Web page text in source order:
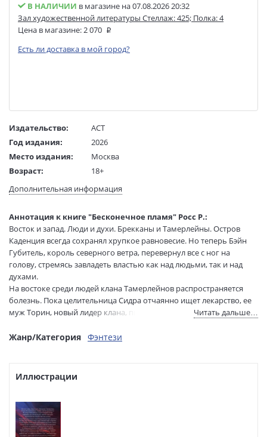
В НАЛИЧИИ в магазине на 07.08.2026 20:32
Зал художественной литературы Стеллаж: 425; Полка: 4
Цена в магазине:2 070
Есть ли доставка в мой город?
Издательство:
АСТ
Год издания:
2026
Место издания:
Москва
Возраст:
18+
Язык текста:
русский
Редактор/
составитель:
Пислегина Наталия
Перевод:
Бойцова О.
Тип обложки:
Твердый переплет с рисованым
обрезом+суперобложка
Формат:
Размеры в мм
(ДхШхВ):
205x135x30
Вес:
565 гр.
Тираж:
3000 экз.
Артикул:
В продаже с:
Дополнительная информация
Аннотация к книге "Бесконечное пламя" Росс Р.:
Восток и запад. Люди и духи. Брекканы и Тамерлейны. Остров
Каденция всегда сохранял хрупкое равновесие. Но теперь Бэйн
Губитель, король северного ветра, перевернул все с ног на
голову, стремясь завладеть властью как над людьми, так и над
духами.
На востоке среди людей клана Тамерлейнов распространяется
болезнь. Пока целительница Сидра отчаянно ищет лекарство, ее
муж Торин, новый лидер клана, пытается получить ответы у
более потерянными становятся он и весь клан. На западе Джек
тайну, которая даст ему знания, необходимые для победы над
Бэйном и восстановления мира на острове. Однако еще никому
ветра — и цена, которую придется заплатить на этот раз, может
оказаться слишком высокой.
Читать дальше…
Жанр/Категория Фэнтези
Иллюстрации